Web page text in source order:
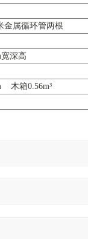
金属循环管两根
宽深高
木箱0.56m³